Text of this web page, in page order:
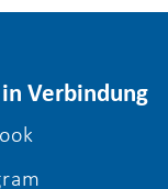
Verbindung